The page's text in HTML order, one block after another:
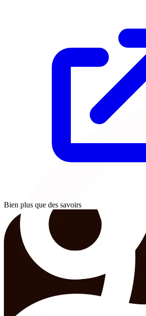
Bien plus que des savoirs